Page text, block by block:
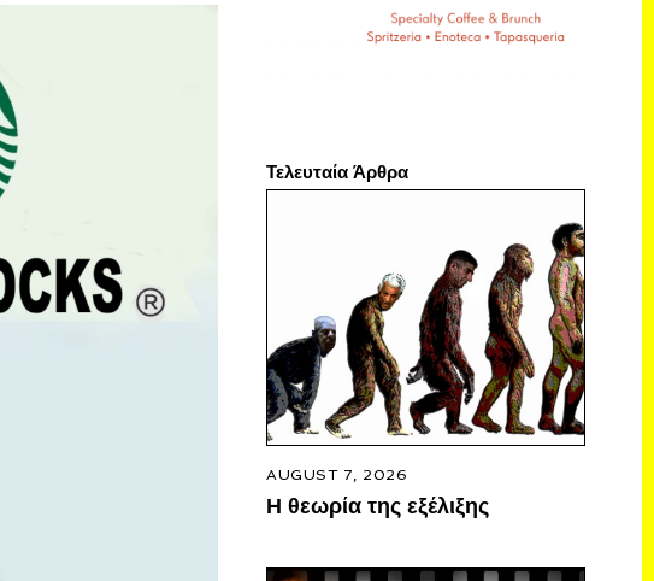
Τελευταία Άρθρα
AUGUST 7, 2026
Η θεωρία της εξέλιξης